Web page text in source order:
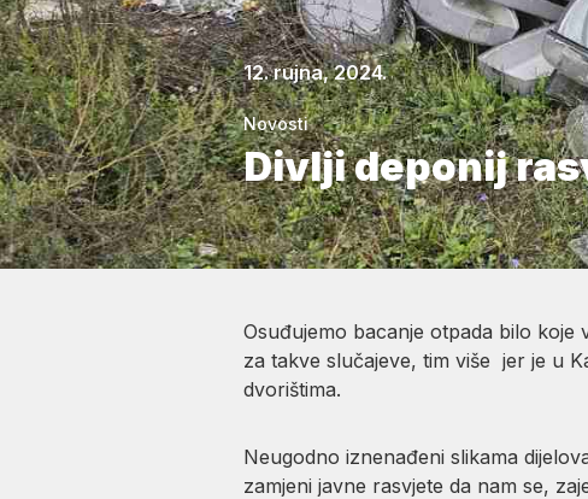
12. rujna, 2024.
Novosti
Divlji deponij
Osuđujemo bacanje otpada bilo
za takve slučajeve, tim više jer je u
dvorištima.
Neugodno iznenađeni slikama
zamjeni javne rasvjete da nam se,